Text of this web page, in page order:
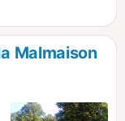
œuvre du
principal de cette
des XIIe ou
Malmaison